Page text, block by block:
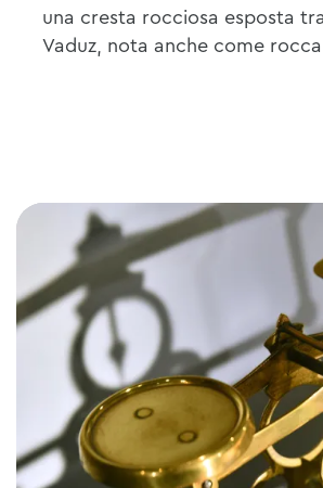
una cresta rocciosa esposta
Vaduz, nota anche come